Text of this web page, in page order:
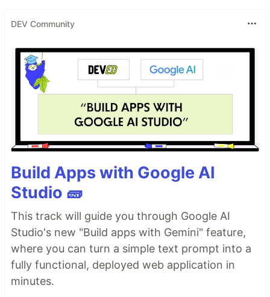
DEV Community
Build Apps with Google AI
Studio 🧱
This track will guide you through Google AI
Studio's new "Build apps with Gemini" feature,
where you can turn a simple text prompt into a
fully functional, deployed web application in
minutes.